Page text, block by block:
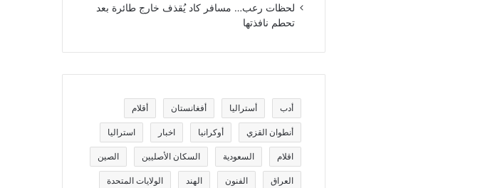
لحظات رعب… مسافر كاد يُقذف خارج طائرة بعد
تحطم نافذتها
أدب أستراليا أفغانستان أقلام
أنطوان القزي أوكرانيا اخبار استراليا
اقلام السعودية السكان الأصليين الصين
العراق الفنون الهند الولايات المتحدة